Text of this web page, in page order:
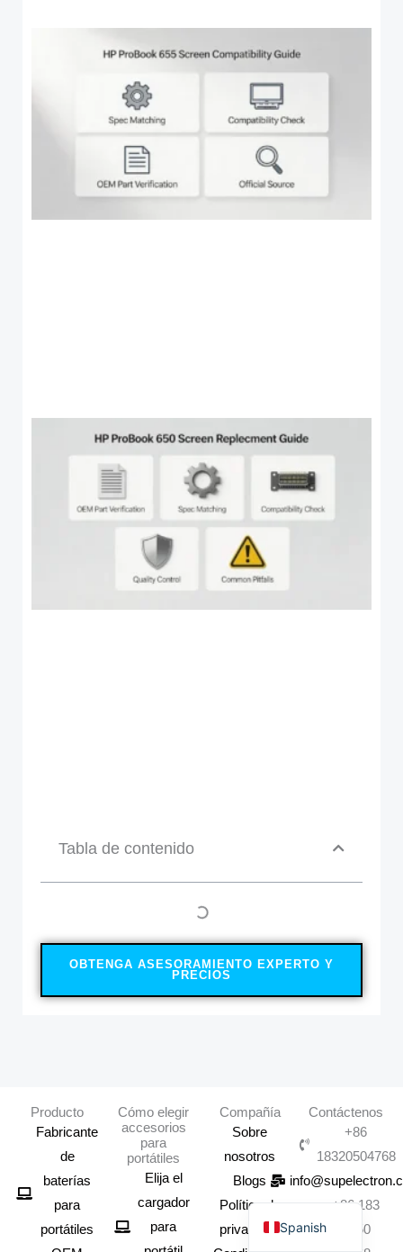
Tabla de contenido
OBTENGA ASESORAMIENTO EXPERTO Y
PRECIOS
Producto
Fabricante
de
baterías
para
portátiles
Cómo elegir
accesorios
para
portátiles
Elija el
cargador
para
Compañía
Sobre
nosotros
Blogs
Política de
privacidad
Contáctenos
+86
18320504768
+86 183
2050
Spanish